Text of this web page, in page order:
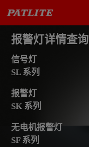
报警灯详情查询
信号灯
SL 系列
报警灯
SK 系列
无电机报警灯
SF 系列